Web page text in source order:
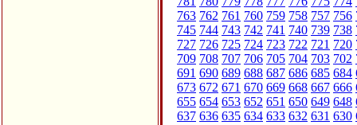
763 762 761 760 759 758 757 756
745 744 743 742 741 740 739 738
727 726 725 724 723 722 721 720
709 708 707 706 705 704 703 702
691 690 689 688 687 686 685 684
673 672 671 670 669 668 667 666
655 654 653 652 651 650 649 648
637 636 635 634 633 632 631 630